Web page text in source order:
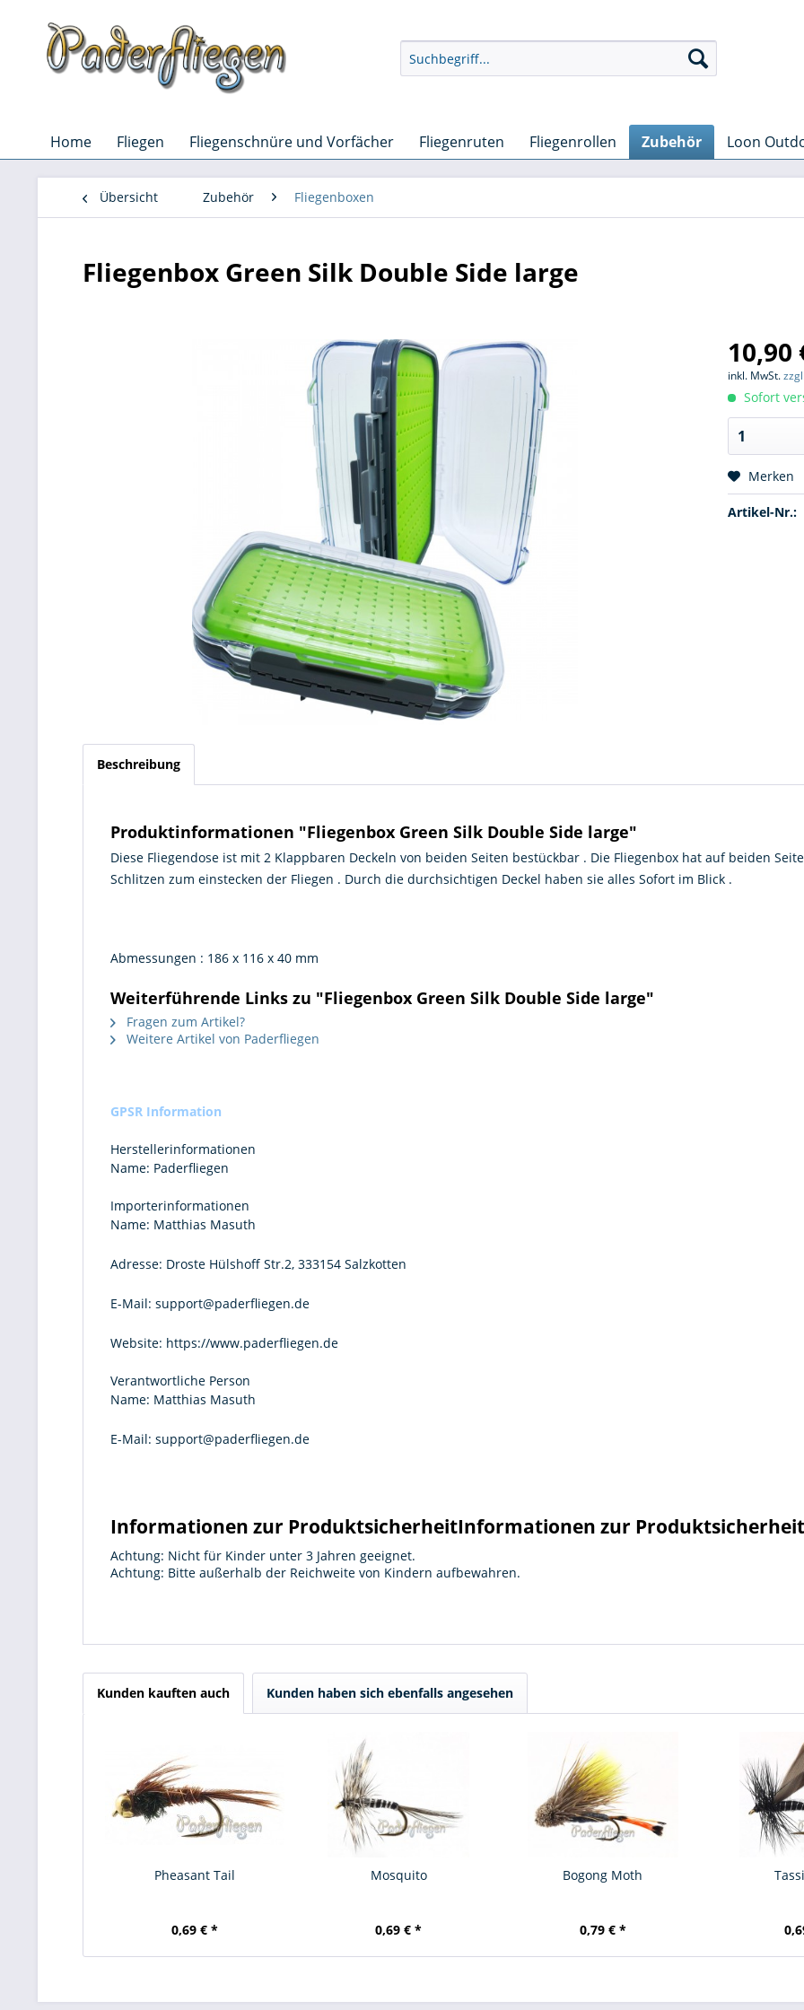
Home Fliegen Fliegenschnüre und Vorfächer Fliegenruten Fliegenrollen Zubehör Loon
Übersicht Zubehör Fliegenboxen
Fliegenbox Green Silk Double Side large
10,90
inkl. MwSt.
Sofort
Merken
Artikel-Nr.:
Beschreibung
Produktinformationen "Fliegenbox Green Silk Double Side large"
Diese Fliegendose ist mit 2 Klappbaren Deckeln von beiden Seiten bestückbar . Die Fliegenbox hat auf beiden
Schlitzen zum einstecken der Fliegen . Durch die durchsichtigen Deckel haben sie alles Sofort im Blick .
Abmessungen : 186 x 116 x 40 mm
Weiterführende Links zu "Fliegenbox Green Silk Double Side large"
Fragen zum Artikel?
Weitere Artikel von Paderfliegen
GPSR Information
Herstellerinformationen
Name: Paderfliegen
Importerinformationen
Name: Matthias Masuth
Adresse: Droste Hülshoff Str.2, 333154 Salzkotten
E-Mail: support@paderfliegen.de
Website: https://www.paderfliegen.de
Verantwortliche Person
Name: Matthias Masuth
E-Mail: support@paderfliegen.de
Informationen zur ProduktsicherheitInformationen zur Produktsicherheit
Achtung: Nicht für Kinder unter 3 Jahren geeignet.
Achtung: Bitte außerhalb der Reichweite von Kindern aufbewahren.
Kunden kauften auch Kunden haben sich ebenfalls angesehen
Pheasant Tail
0,69 € *
Mosquito
0,69 € *
Bogong Moth
0,79 € *